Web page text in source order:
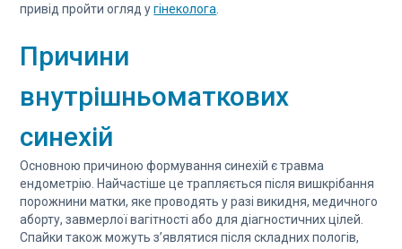
привід пройти огляд угінеколога
Причини
внутрішньоматкових
синехій
Основною причиною формування синехій є травма
ендометрію. Найчастіше це трапляється після вишкрібання
порожнини матки, яке проводять у разі викидня, медичного
аборту, завмерлої вагітності або для діагностичних цілей.
Спайки також можуть з’являтися після складних пологів,